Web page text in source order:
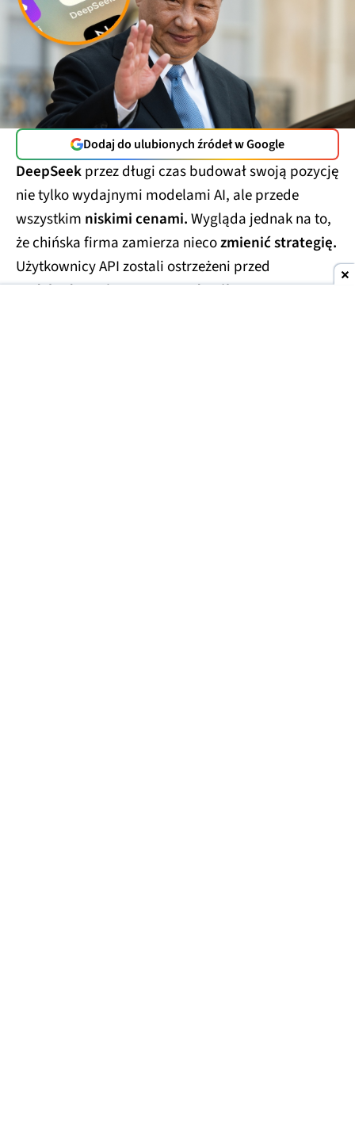
Dodaj do ulubionych źródeł w Google
DeepSeekprzez długi czas budował swoją pozycję
nie tylko wydajnymi modelami AI, ale przede
wszystkim niskimi cenami.Wygląda jednak na to,
że chińska firma zamierza niecozmienić strategię.
Użytkownicy API zostali ostrzeżeni przed
nadchodzącą i znaczącą podwyżką cen.